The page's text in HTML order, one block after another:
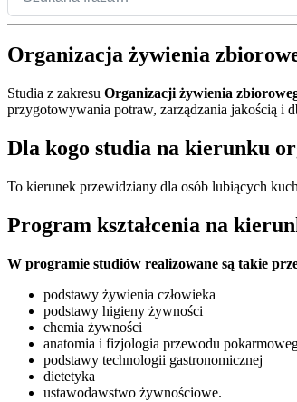
Organizacja żywienia
Studia z zakresu Organizacji żywienia
przygotowywania potraw, zarządzania jakością i
Dla kogo studia na kierunku
To kierunek przewidziany dla osób lubiących
Program kształcenia na
W programie studiów realizowane są takie
podstawy żywienia człowieka
podstawy higieny żywności
chemia żywności
anatomia i fizjologia przewodu
podstawy technologii gastronomicznej
dietetyka
ustawodawstwo żywnościowe.